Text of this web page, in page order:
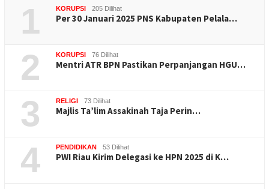
1 KORUPSI 205 Dilihat
Per 30 Januari 2025 PNS Kabupaten Pelala…
2 KORUPSI 76 Dilihat
Mentri ATR BPN Pastikan Perpanjangan HGU…
3 RELIGI 73 Dilihat
Majlis Ta’lim Assakinah Taja Perin…
4 PENDIDIKAN 53 Dilihat
PWI Riau Kirim Delegasi ke HPN 2025 di K…